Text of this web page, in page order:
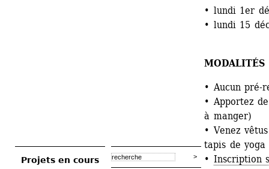
Projets en cours
• lundi 1er
• lundi 15
MODALITÉS
• Aucun pré-
• Apportez
à manger)
• Venez
tapis de yoga
• Inscription